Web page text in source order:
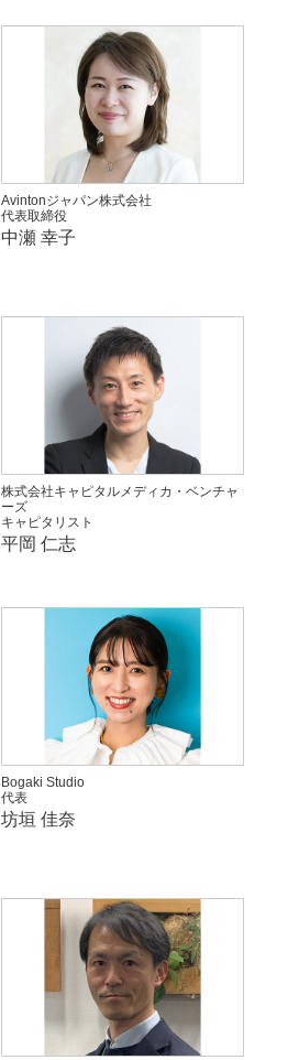
Avintonジャパン株式会社
代表取締役
中瀬 幸子
株式会社キャピタルメディカ・ベンチャ
ーズ
キャピタリスト
平岡 仁志
Bogaki Studio
代表
坊垣 佳奈